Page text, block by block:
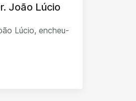
João Lúcio
Lúcio, encheu-